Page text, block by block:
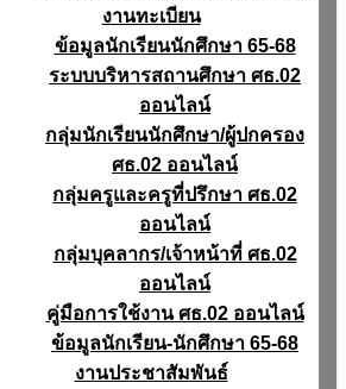
งานทะเบียน
ข้อมูลนักเรียนนักศึกษา 65-68
ระบบบริหารสถานศึกษา ศธ.02
ออนไลน์
กลุ่มนักเรียนนักศึกษา/ผู้ปกครอง
ศธ.02 ออนไลน์
กลุ่มครูและครูที่ปรึกษา ศธ.02
ออนไลน์
กลุ่มบุคลากร/เจ้าหน้าที่ ศธ.02
ออนไลน์
คู่มือการใช้งาน ศธ.02 ออนไลน์
ข้อมูลนักเรียน-นักศึกษา 65-68
งานประชาสัมพันธ์